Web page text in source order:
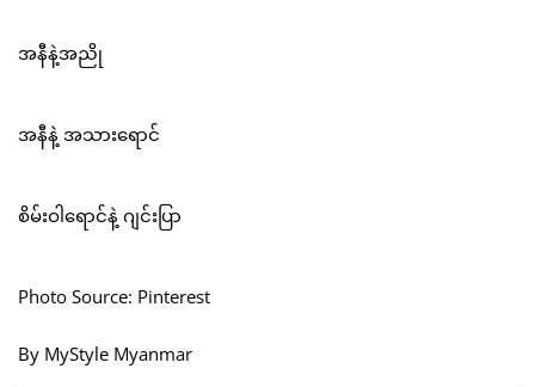
အနီနဲ့အညို
အနီနဲ့ အသားရောင်
စိမ်းဝါရောင်နဲ့ ဂျင်းပြာ
Photo Source: Pinterest
By MyStyle Myanmar